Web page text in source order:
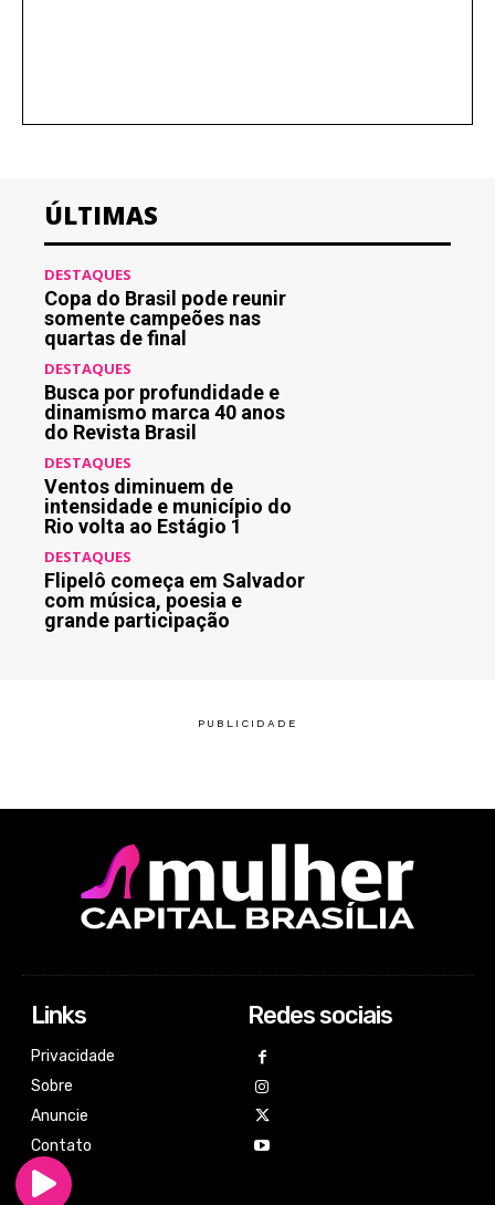
ÚLTIMAS
DESTAQUES
Copa do Brasil pode reunir
somente campeões nas
quartas de final
DESTAQUES
Busca por profundidade e
dinamismo marca 40 anos
do Revista Brasil
DESTAQUES
Ventos diminuem de
intensidade e município do
Rio volta ao Estágio 1
DESTAQUES
Flipelô começa em Salvador
com música, poesia e
grande participação
Links
Privacidade
Sobre
Anuncie
Contato
Redes sociais